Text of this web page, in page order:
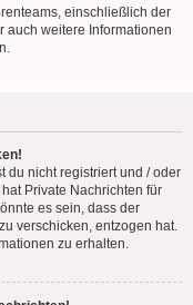
einschließlich der
auch weitere Informationen
du nicht registriert und / oder
Private Nachrichten für
es sein, dass der
verschicken, entzogen hat.
zu erhalten.